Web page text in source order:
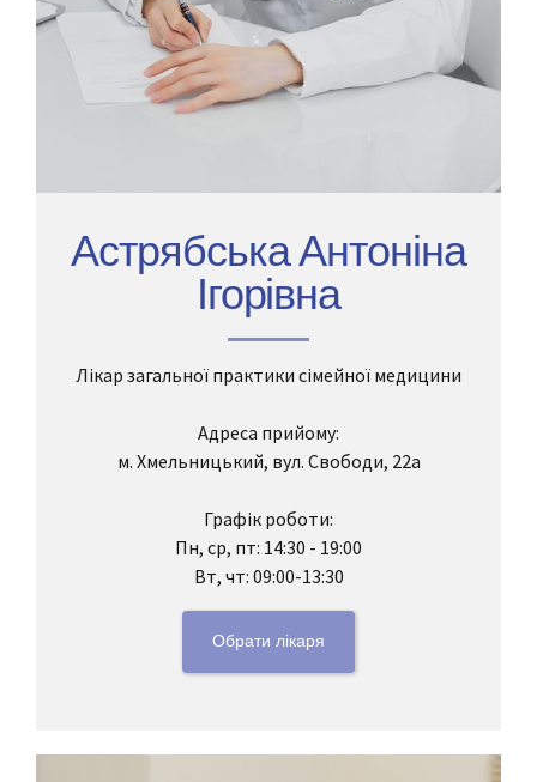
Астрябська Антоніна
Ігорівна
Лікар загальної практики сімейної медицини
Адреса прийому:
м. Хмельницький, вул. Свободи, 22а
Графік роботи:
Пн, ср, пт: 14:30 - 19:00
Вт, чт: 09:00-13:30
Обрати лікаря